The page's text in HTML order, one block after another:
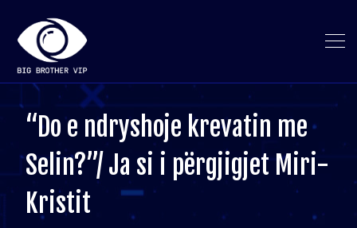
“Do e ndryshoje krevatin me
Selin?”/ Ja si i përgjigjet Miri-
Kristit